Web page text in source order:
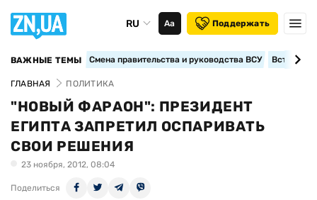
RU Аа Поддержать
ВАЖНЫЕ ТЕМЫ Смена правительства и руководства ВСУ
ГЛАВНАЯ ПОЛИТИКА
"НОВЫЙ ФАРАОН": ПРЕЗИДЕНТ
ЕГИПТА ЗАПРЕТИЛ ОСПАРИВАТЬ
СВОИ РЕШЕНИЯ
23 ноября, 2012, 08:04
Поделиться